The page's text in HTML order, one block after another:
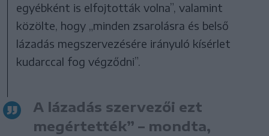
egyébként is elfojtották volna”, valamint
közölte, hogy „minden zsarolásra és belső
lázadás megszervezésére irányuló kísérlet
kudarccal fog végződni”.
A lázadás szervezői ezt
megértették” – mondta,